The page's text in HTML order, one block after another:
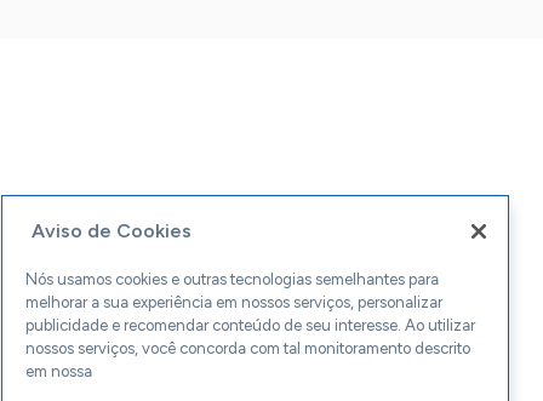
Aviso de Cookies
Nós usamos cookies e outras tecnologias semelhantes para
melhorar a sua experiência em nossos serviços, personalizar
publicidade e recomendar conteúdo de seu interesse. Ao utilizar
nossos serviços, você concorda com tal monitoramento descrito
em nossa